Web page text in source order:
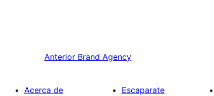
Anterior Brand Agency
Acerca de Escaparate